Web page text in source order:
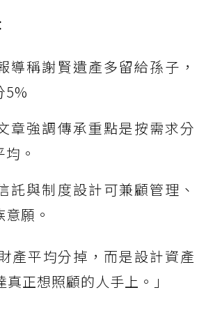
導稱謝賢遺產多留給孫子，
5%
章強調傳承重點是按需求分
。
託與制度設計可兼顧管理、
願。
產平均分掉，而是設計資產
正想照顧的人手上。」